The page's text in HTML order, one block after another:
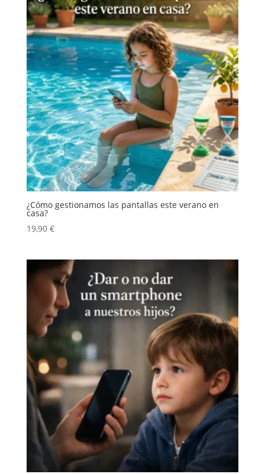
¿Cómo gestionamos las pantallas este verano en
casa?
19,90 €